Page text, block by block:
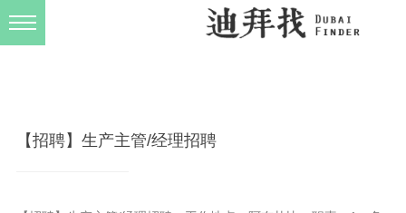
【招聘】生产主管/经理招聘